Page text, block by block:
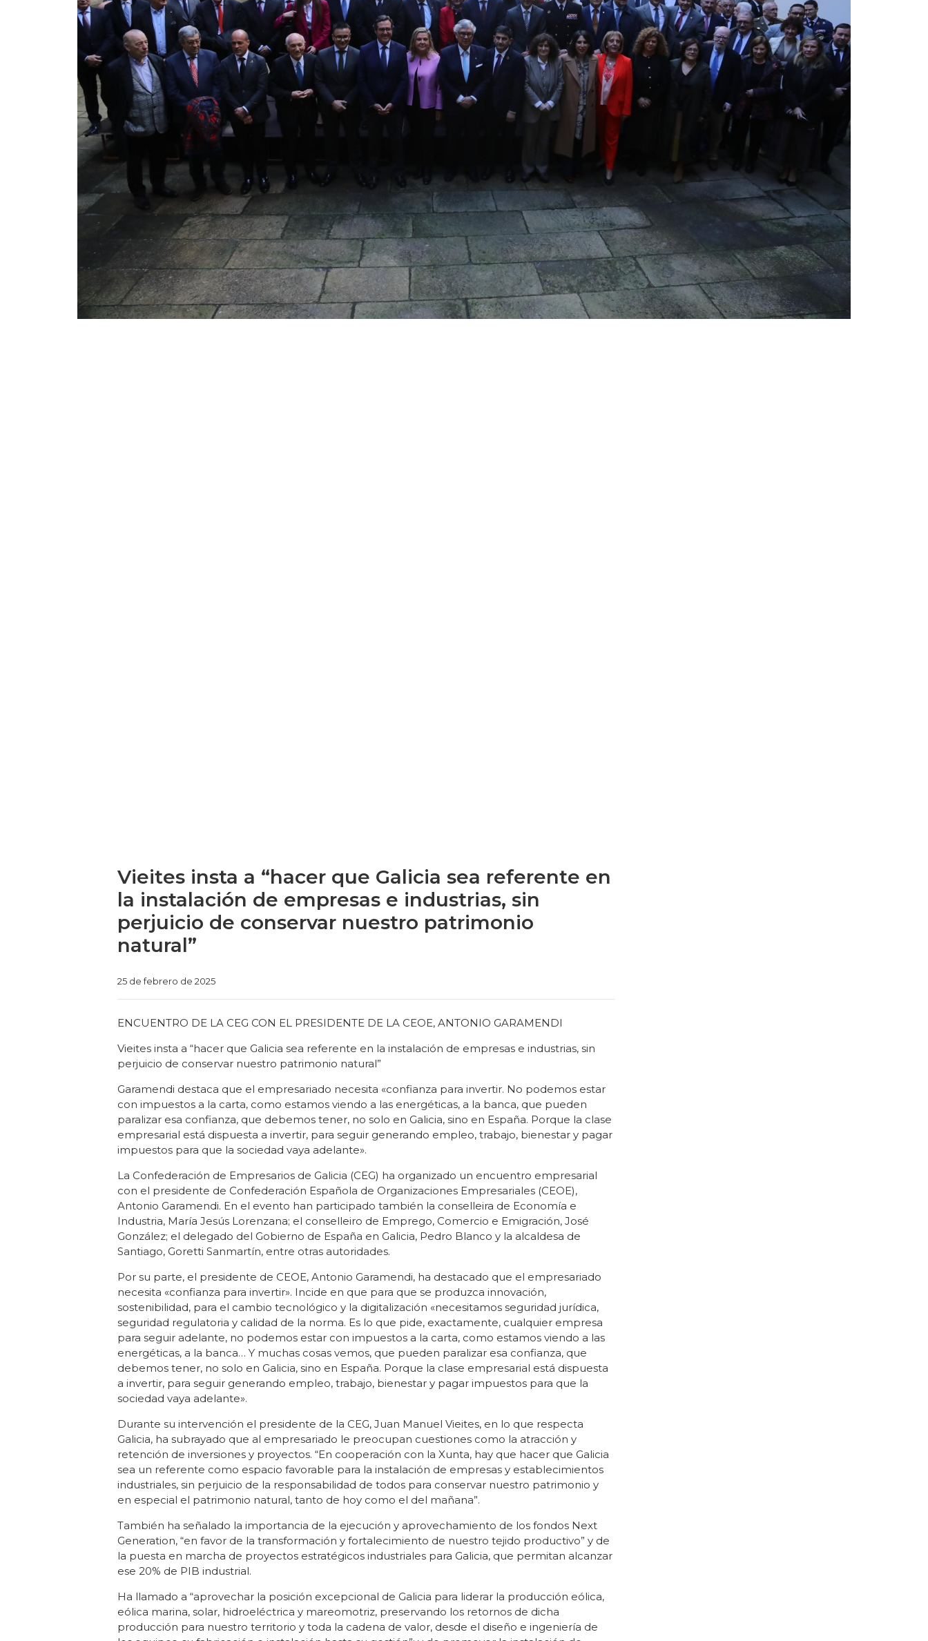
Vieites insta a “hacer que Galicia sea referente en
la instalación de empresas e industrias, sin
perjuicio de conservar nuestro patrimonio
natural”
25 de febrero de 2025Categories
ENCUENTRO DE LA CEG CON EL PRESIDENTE DE LA CEOE, ANTONIO GARAMENDI
Vieites insta a “hacer que Galicia sea referente en la instalación de empresas e industrias, sin
perjuicio de conservar nuestro patrimonio natural”
Garamendi destaca que el empresariado necesita «confianza para invertir. No podemos estar
con impuestos a la carta, como estamos viendo a las energéticas, a la banca, que pueden
paralizar esa confianza, que debemos tener, no solo en Galicia, sino en España. Porque la clase
empresarial está dispuesta a invertir, para seguir generando empleo, trabajo, bienestar y pagar
impuestos para que la sociedad vaya adelante».
La Confederación de Empresarios de Galicia (CEG) ha organizado un encuentro empresarial
con el presidente de Confederación Española de Organizaciones Empresariales (CEOE),
Antonio Garamendi. En el evento han participado también la conselleira de Economía e
Industria, María Jesús Lorenzana; el conselleiro de Emprego, Comercio e Emigración, José
González; el delegado del Gobierno de España en Galicia, Pedro Blanco y la alcaldesa de
Santiago, Goretti Sanmartín, entre otras autoridades.
Por su parte, el presidente de CEOE, Antonio Garamendi, ha destacado que el empresariado
necesita «confianza para invertir». Incide en que para que se produzca innovación,
sostenibilidad, para el cambio tecnológico y la digitalización «necesitamos seguridad jurídica,
seguridad regulatoria y calidad de la norma. Es lo que pide, exactamente, cualquier empresa
para seguir adelante, no podemos estar con impuestos a la carta, como estamos viendo a las
energéticas, a la banca… Y muchas cosas vemos, que pueden paralizar esa confianza, que
debemos tener, no solo en Galicia, sino en España. Porque la clase empresarial está dispuesta
a invertir, para seguir generando empleo, trabajo, bienestar y pagar impuestos para que la
sociedad vaya adelante».
Durante su intervención el presidente de la CEG, Juan Manuel Vieites, en lo que respecta
Galicia, ha subrayado que al empresariado le preocupan cuestiones como la atracción y
retención de inversiones y proyectos. “En cooperación con la Xunta, hay que hacer que Galicia
sea un referente como espacio favorable para la instalación de empresas y establecimientos
industriales, sin perjuicio de la responsabilidad de todos para conservar nuestro patrimonio y
en especial el patrimonio natural, tanto de hoy como el del mañana”.
También ha señalado la importancia de la ejecución y aprovechamiento de los fondos Next
Generation, “en favor de la transformación y fortalecimiento de nuestro tejido productivo” y de
la puesta en marcha de proyectos estratégicos industriales para Galicia, que permitan alcanzar
ese 20% de PIB industrial.
Ha llamado a “aprovechar la posición excepcional de Galicia para liderar la producción eólica,
eólica marina, solar, hidroeléctrica y mareomotriz, preservando los retornos de dicha
producción para nuestro territorio y toda la cadena de valor, desde el diseño e ingeniería de